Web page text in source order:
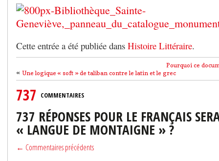
Cette entrée a été publiée dans Histoire Littéraire.
Pourquoi ce
« Une logique « soft » de taliban contre le latin et le grec
737 COMMENTAIRES
737 RÉPONSES POUR LE FRANÇAIS
« LANGUE DE MONTAIGNE » ?
← Commentaires précédents